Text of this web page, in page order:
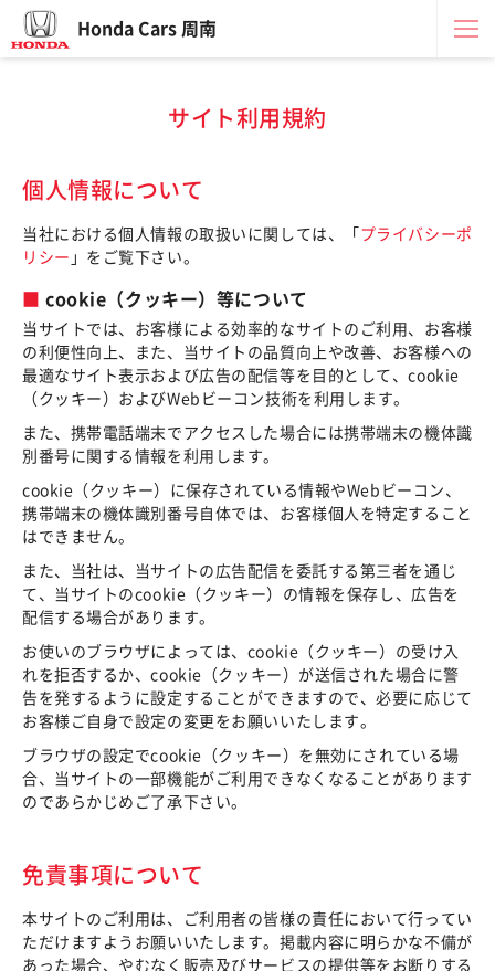
Honda Cars 周南
サイト利用規約
個人情報について
当社における個人情報の取扱いに関しては、「 プライバシーポ
リシー 」をご覧下さい。
cookie（クッキー）等について
当サイトでは、お客様による効率的なサイトのご利用、お客様
の利便性向上、また、当サイトの品質向上や改善、お客様への
最適なサイト表示および広告の配信等を目的として、cookie
（クッキー）およびWebビーコン技術を利用します。
また、携帯電話端末でアクセスした場合には携帯端末の機体識
別番号に関する情報を利用します。
cookie（クッキー）に保存されている情報やWebビーコン、
携帯端末の機体識別番号自体では、お客様個人を特定すること
はできません。
また、当社は、当サイトの広告配信を委託する第三者を通じ
て、当サイトのcookie（クッキー）の情報を保存し、広告を
配信する場合があります。
お使いのブラウザによっては、cookie（クッキー）の受け入
れを拒否するか、cookie（クッキー）が送信された場合に警
告を発するように設定することができますので、必要に応じて
お客様ご自身で設定の変更をお願いいたします。
ブラウザの設定でcookie（クッキー）を無効にされている場
合、当サイトの一部機能がご利用できなくなることがあります
のであらかじめご了承下さい。
免責事項について
本サイトのご利用は、ご利用者の皆様の責任において行ってい
ただけますようお願いいたします。掲載内容に明らかな不備が
あった場合、やむなく販売及びサービスの提供等をお断りする